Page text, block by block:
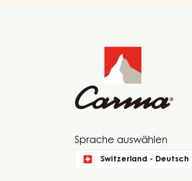
Website
quick
Sprache auswählen
Switzerland - Deutsch